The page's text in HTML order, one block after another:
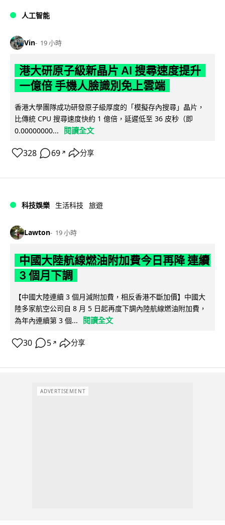
人工智能
Vin 19 小時
港大研原子級新晶片 AI 搜尋速度提升
一億倍 手機人臉識別免上雲端
香港大學團隊成功研發原子級厚度的「模擬存內搜尋」晶片，
比傳統 CPU 搜尋速度快約 1 億倍，延遲低至 36 皮秒（即
0.00000000...
閱讀全文
328 69 ↗ 分享
科技娛樂 生活科技 旅遊
Lawton 19 小時
中國大陸航線燃油附加費今日再降 連續
3 個月下調
【中國大陸連續 3 個月減附加費，相反香港不斷加價】中國大
陸多家航空公司自 8 月 5 日起再度下調內陸航線燃油附加費，
為年內連續第 3 個...
閱讀全文
30 5 ↗ 分享
ADVERTISEMENT